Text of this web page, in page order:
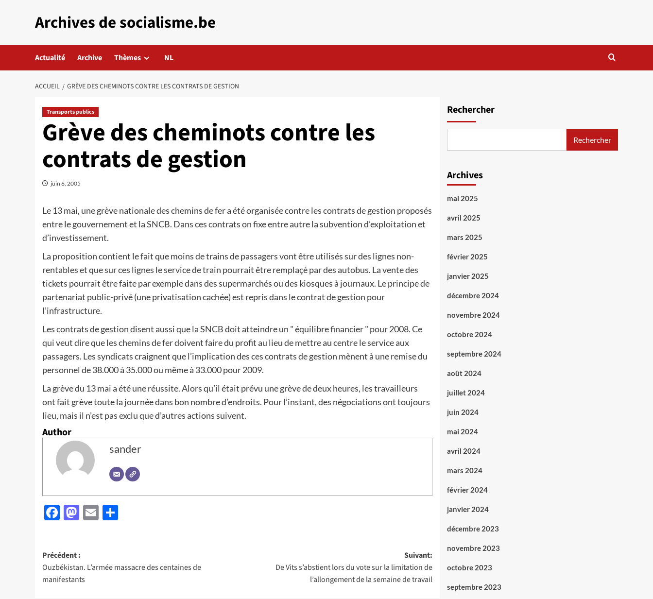
Archives de socialisme.be
Actualité Archive Thèmes NL
ACCUEIL GRÈVE DES CHEMINOTS CONTRE LES CONTRATS DE GESTION
Transports publics
Grève des cheminots contre les
contrats de gestion
juin 6, 2005
Le 13 mai, une grève nationale des chemins de fer a été organisée contre les contrats de gestion proposés
entre le gouvernement et la SNCB. Dans ces contrats on fixe entre autre la subvention d’exploitation et
d’investissement.
La proposition contient le fait que moins de trains de passagers vont être utilisés sur des lignes non-
rentables et que sur ces lignes le service de train pourrait être remplaçé par des autobus. La vente des
tickets pourrait être faite par exemple dans des supermarchés ou des kiosques à journaux. Le principe de
partenariat public-privé (une privatisation cachée) est repris dans le contrat de gestion pour
l’infrastructure.
Les contrats de gestion disent aussi que la SNCB doit atteindre un " équilibre financier " pour 2008. Ce
qui veut dire que les chemins de fer doivent faire du profit au lieu de mettre au centre le service aux
passagers. Les syndicats craignent que l’implication des ces contrats de gestion mènent à une remise du
personnel de 38.000 à 35.000 ou même à 33.000 pour 2009.
La grève du 13 mai a été une réussite. Alors qu’il était prévu une grève de deux heures, les travailleurs
ont fait grève toute la journée dans bon nombre d’endroits. Pour l’instant, des négociations ont toujours
lieu, mais il n’est pas exclu que d’autres actions suivent.
Author
sander
Facebook
Mastodon
Email
Navigation
d’article
Précédent :
Ouzbékistan. L’armée massacre des centaines de
manifestants
Suivant:
De Vits s’abstient lors du vote sur la limitation de
l’allongement de la semaine de travail
Rechercher
Rechercher
Archives
mai 2025
avril 2025
mars 2025
février 2025
janvier 2025
décembre 2024
novembre 2024
octobre 2024
septembre 2024
août 2024
juillet 2024
juin 2024
mai 2024
avril 2024
mars 2024
février 2024
janvier 2024
décembre 2023
novembre 2023
octobre 2023
septembre 2023